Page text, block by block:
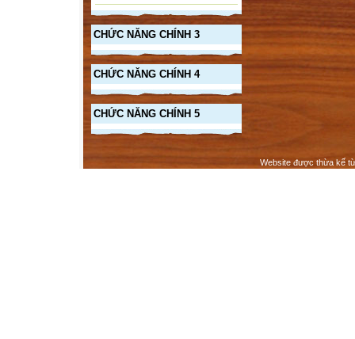
CHỨC NĂNG CHÍNH 3
CHỨC NĂNG CHÍNH 4
CHỨC NĂNG CHÍNH 5
Website được thừa kế